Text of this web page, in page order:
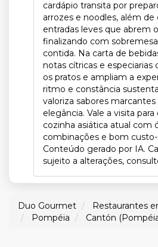
cardápio transita por
arrozes e noodles, além
entradas leves que abrem
finalizando com
contida. Na carta de
notas cítricas e especiarias
os pratos e ampliam a
ritmo e constância
valoriza sabores
elegância. Vale a visita
cozinha asiática atual com
combinações e bom custo-
Conteúdo gerado por IA.
sujeito a alterações,
Duo Gourmet
Restaurantes
Pompéia
Cantón